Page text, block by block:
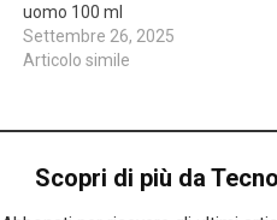
uomo 100 ml
Settembre 26, 2025
Articolo simile
Scopri di più da